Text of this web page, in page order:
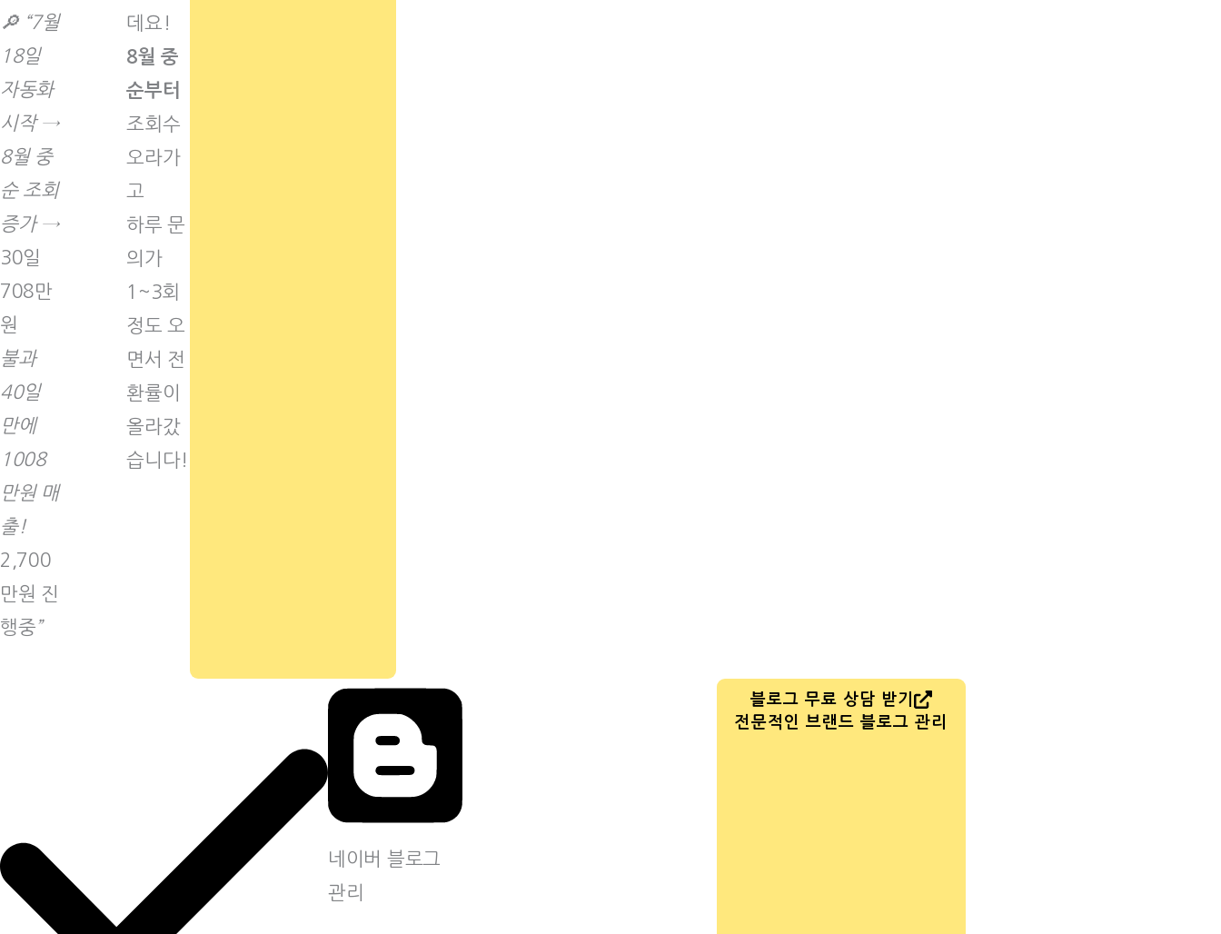
🔎 “7월
18일
자동화
시작 →
8월 중
순 조회
증가 →
30일
708만
원
불과
40일
만에
1008
만원 매
출!
2,700
만원 진
행중”
데요!
8월 중
순부터
조회수
오라가
고
하루 문
의가
1~3회
정도 오
면서 전
환률이
올라갔
습니다!
네이버 블로그
관리
블로그 무료 상담 받기
전문적인 브랜드 블로그 관리